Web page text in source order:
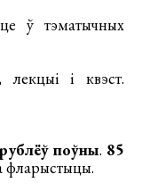
ў тэматычных
і квэст.
поўны. 85
фларыстыцы.